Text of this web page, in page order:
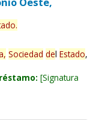
.
Sociedad del Estado,
Signatura